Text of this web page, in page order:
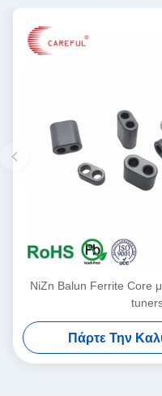
NiZn Balun Ferrite Core
Πάρτε Την